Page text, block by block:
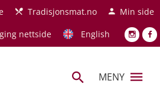
Tradisjonsmat.no
Min side
nettside
English
MENY